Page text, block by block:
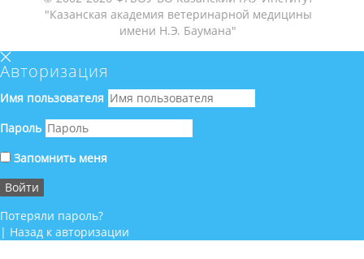
"Казанская академия ветеринарной медицины
имени Н.Э. Баумана"
Авторизация
Имя пользователя
Пароль
Запомнить меня
Потеряли пароль?
| Назад к авторизации